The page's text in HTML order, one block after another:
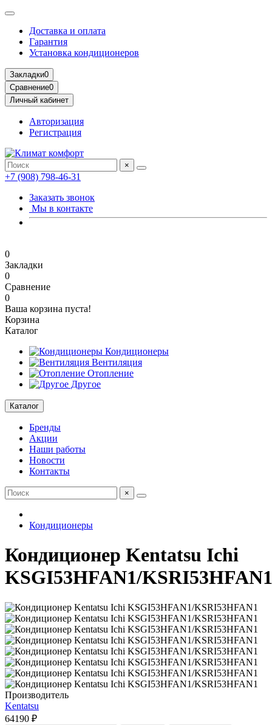
Доставка и оплата
Гарантия
Установка кондиционеров
Закладки0
Сравнение0
Личный кабинет
Авторизация
Регистрация
×
+7 (908) 798-46-31
Заказать звонок
Мы в контакте
0
Закладки
0
Сравнение
0
Ваша корзина пуста!
Корзина
Каталог
Кондиционеры
Вентиляция
Отопление
Другое
Каталог
Бренды
Акции
Наши работы
Новости
Контакты
×
Кондиционеры
Кондиционер Kentatsu Ichi
KSGI53HFAN1/KSRI53HFAN1
Производитель
Kentatsu
64190 ₽